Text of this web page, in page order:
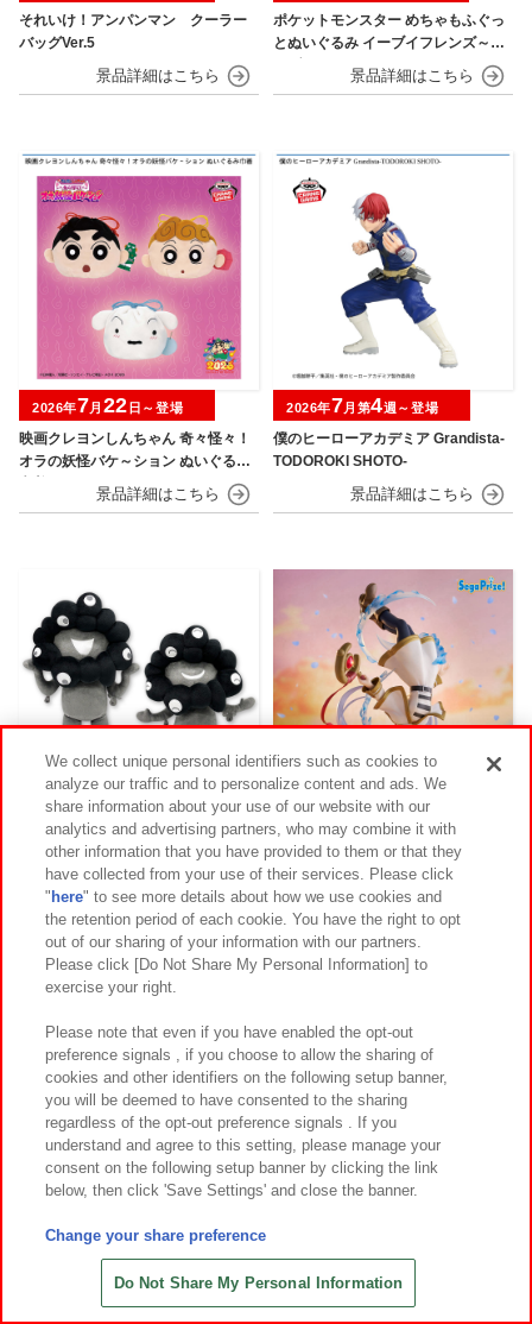
それいけ！アンパンマン クーラー
バッグVer.5
ポケットモンスター めちゃもふぐっ
とぬいぐるみ イーブイフレンズ～イ
ーブイ～おひるねver.
映画クレヨンしんちゃん 奇々怪々！
オラの妖怪バケ～ション ぬいぐるみ
2026年7月 22 日～登場
僕のヒーローアカデミア Grandista-
TODOROKI SHOTO-
2026年7月第4週～登場
EXPO2025ミャクミャク ブラックBI
Gぬいぐるみ
2026年7月第4週～登場
葬送のフリーレン FIGURIZMα
“フリーレン”～花舞～
2026年7月第4週～登場
初音ミクシリーズ XStellar ‐初音
2026年7月第4週～登場
サンリオキャラクターズ カワイイ
We collect unique personal identifiers such as cookies to
analyze our traffic and to personalize content and ads. We
share information about your use of our website with our
analytics and advertising partners, who may combine it with
other information that you have provided to them or that they
have collected from your use of their services. Please click
" here" to see more details about how we use cookies and
the retention period of each cookie. You have the right to opt
out of our sharing of your information with our partners.
Please click [Do Not Share My Personal Information] to
exercise your right.
Please note that even if you have enabled the opt-out
preference signals , if you choose to allow the sharing of
cookies and other identifiers on the following setup banner,
you will be deemed to have consented to the sharing
regardless of the opt-out preference signals . If you
understand and agree to this setting, please manage your
consent on the following setup banner by clicking the link
below, then click 'Save Settings' and close the banner.
Change your share preference
Do Not Share My Personal Information